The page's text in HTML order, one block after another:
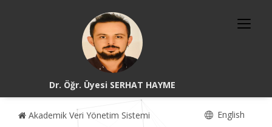
Dr. Öğr. Üyesi SERHAT HAYME
Akademik Veri Yönetim Sistemi English